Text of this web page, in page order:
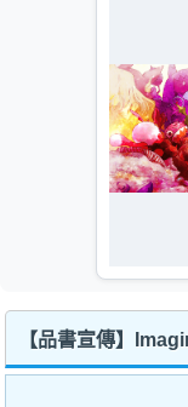
【品書宣傳】